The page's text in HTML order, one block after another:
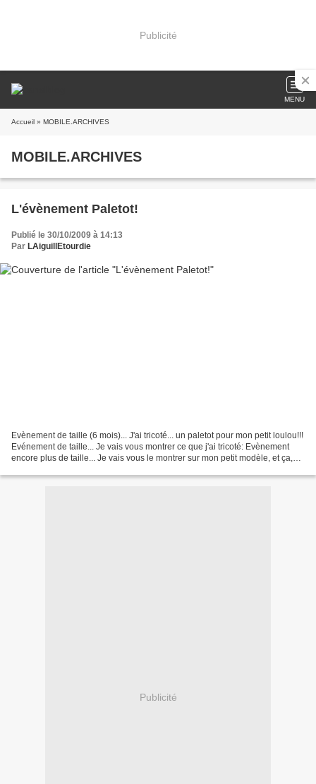
Publicité
MENU
Accueil » MOBILE.ARCHIVES
MOBILE.ARCHIVES
L'évènement Paletot!
Publié le 30/10/2009 à 14:13
Par LAiguillEtourdie
Evènement de taille (6 mois)... J'ai tricoté... un paletot pour mon petit loulou!!!
Evénement de taille... Je vais vous montrer ce que j'ai tricoté: Evènement
encore plus de taille... Je vais vous le montrer sur mon petit modèle, et ça,
Publicité